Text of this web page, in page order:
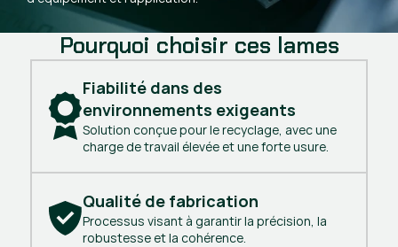
Pourquoi choisir ces lames
Fiabilité dans des
environnements exigeants
Solution conçue pour le recyclage, avec une
charge de travail élevée et une forte usure.
Qualité de fabrication
Processus visant à garantir la précision, la
robustesse et la cohérence.